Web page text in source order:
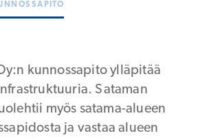
kunnossapito ylläpitää
Sataman
myös satama-alueen
ja vastaa alueen